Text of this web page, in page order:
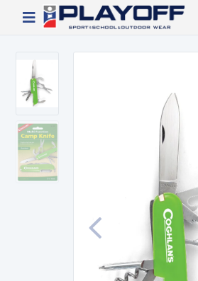
Siparişin 2-8 iş günü arasında